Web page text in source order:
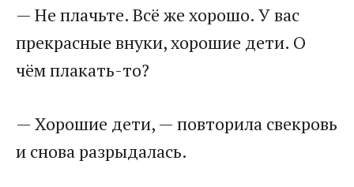
— Не плачьте. Всё же хорошо. У вас
прекрасные внуки, хорошие дети. О
чём плакать-то?
— Хорошие дети, — повторила свекровь
и снова разрыдалась.